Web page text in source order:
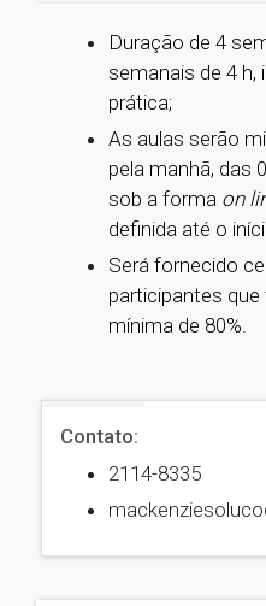
Duração de 4
semanais de 4 h,
prática;
As aulas serão
pela manhã, das
sob a forma on
definida até o
Será fornecido
participantes
mínima de 80%.
Contato:
2114-8335